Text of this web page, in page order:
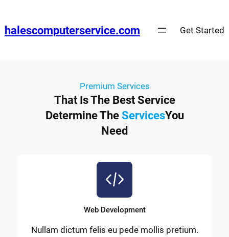
halescomputerservice.com Get Started
Premium Services
That Is The Best Service
Determine The ServicesYou
Need
Web Development
Nullam dictum felis eu pede mollis pretium.